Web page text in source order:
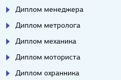
Диплом менеджера
Диплом метролога
Диплом механика
Диплом моториста
Диплом охранника